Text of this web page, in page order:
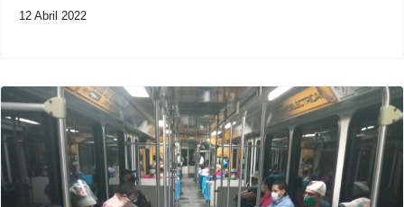
12 Abril 2022